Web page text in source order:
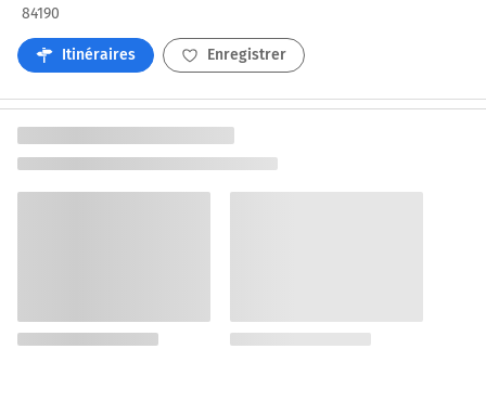
84190
Itinéraires Enregistrer